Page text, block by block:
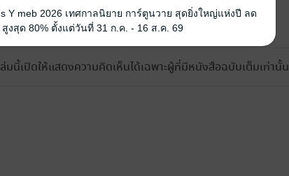
มนี้เปิดให้แสดงความคิดเห็นได้เฉพาะผู้ที่มีหนังสือฉบับเต็มเท่านั้น
Y meb 2026 เทศกาลนิยาย การ์ตูนวาย สุดยิ่งใหญ่แห่งปี ลด
งสุด 80% ตั้งแต่วันที่ 31 ก.ค. - 16 ส.ค. 69